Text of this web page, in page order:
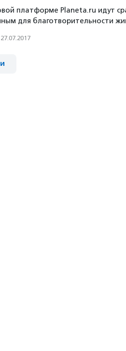
платформе Planeta.ru идут
для благотворительности
27.07.2017